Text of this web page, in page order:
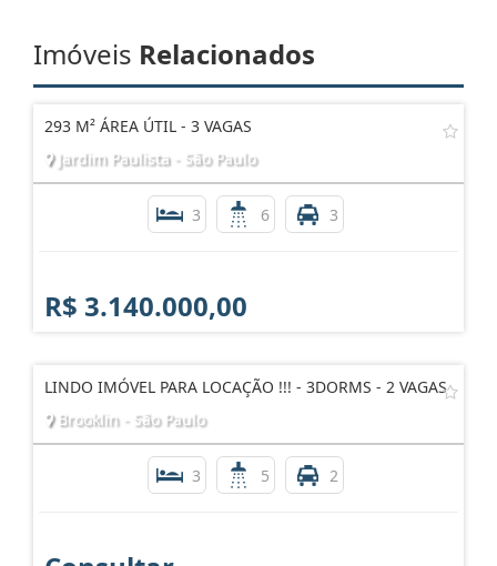
Imóveis Relacionados
293 M² ÁREA ÚTIL - 3 VAGAS
Jardim Paulista - São Paulo
3 6 3
R$ 3.140.000,00
LINDO IMÓVEL PARA LOCAÇÃO !!! - 3DORMS - 2 VAGAS
Brooklin - São Paulo
3 5 2